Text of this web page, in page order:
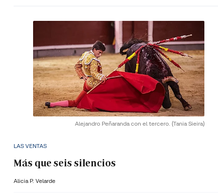
Alejandro Peñaranda con el tercero. (Tania Sieira)
LAS VENTAS
Más que seis silencios
Alicia P. Velarde